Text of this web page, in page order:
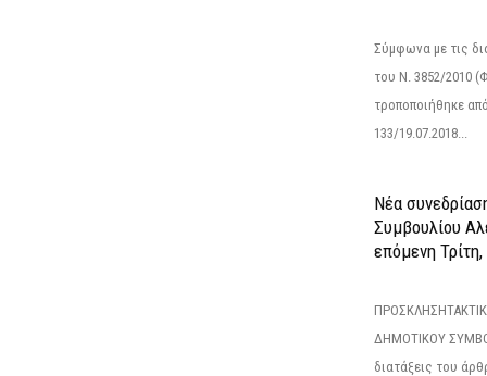
Σύμφωνα με τις
του Ν. 3852/2010
τροποποιήθηκε
133/19.07.2018...
Νέα
Συμβουλίου
επόμενη
ΔΗΜΟΤΙΚΟΥ
διατάξεις του